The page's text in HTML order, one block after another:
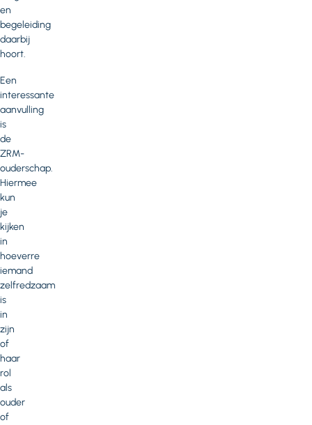
en
begeleiding
daarbij
hoort.
Een
interessante
aanvulling
is
de
ZRM-
ouderschap.
Hiermee
kun
je
kijken
in
hoeverre
iemand
zelfredzaam
is
in
zijn
of
haar
rol
als
ouder
of